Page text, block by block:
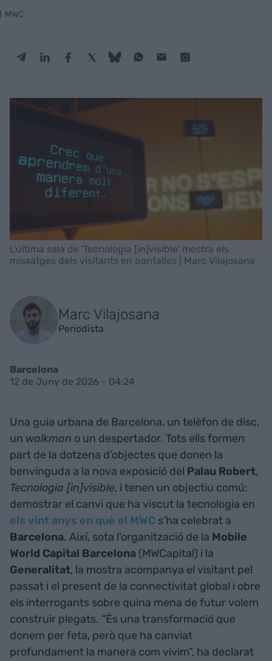
MWC
L'última sala de 'Tecnologia [in]visible' mostra els
missatges dels visitants en pantalles | Marc Vilajosana
Marc Vilajosana
Periodista
Barcelona
12 de Juny de 2026 - 04:24
Una guia urbana de Barcelona, un telèfon de disc,
un walkman o un despertador. Tots ells formen
part de la dotzena d’objectes que donen la
benvinguda a la nova exposició del Palau Robert,
Tecnologia [in]visible, i tenen un objectiu comú:
demostrar el canvi que ha viscut la tecnologia en
els vint anys en què el MWC s’ha celebrat a
Barcelona. Així, sota l’organització de la Mobile
World Capital Barcelona (MWCapital) i la
Generalitat, la mostra acompanya el visitant pel
passat i el present de la connectivitat global i obre
els interrogants sobre quina mena de futur volem
construir plegats. “És una transformació que
donem per feta, però que ha canviat
profundament la manera com vivim”, ha declarat